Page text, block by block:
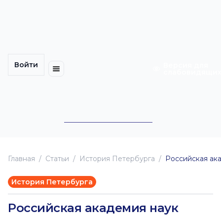
Войти
Главная Статьи История Петербурга Российская
История Петербурга
Российская академия наук